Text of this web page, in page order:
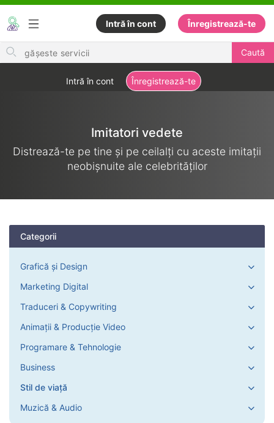
Intră în cont Înregistrează-te
Search
Caută
Intră în cont Înregistrează-te
Imitatori vedete
Distrează-te pe tine și pe ceilalți cu aceste imitații
neobișnuite ale celebrităților
Categorii
Grafică și Design
Marketing Digital
Traduceri & Copywriting
Animații & Producție Video
Programare & Tehnologie
Business
Stil de viață
Muzică & Audio